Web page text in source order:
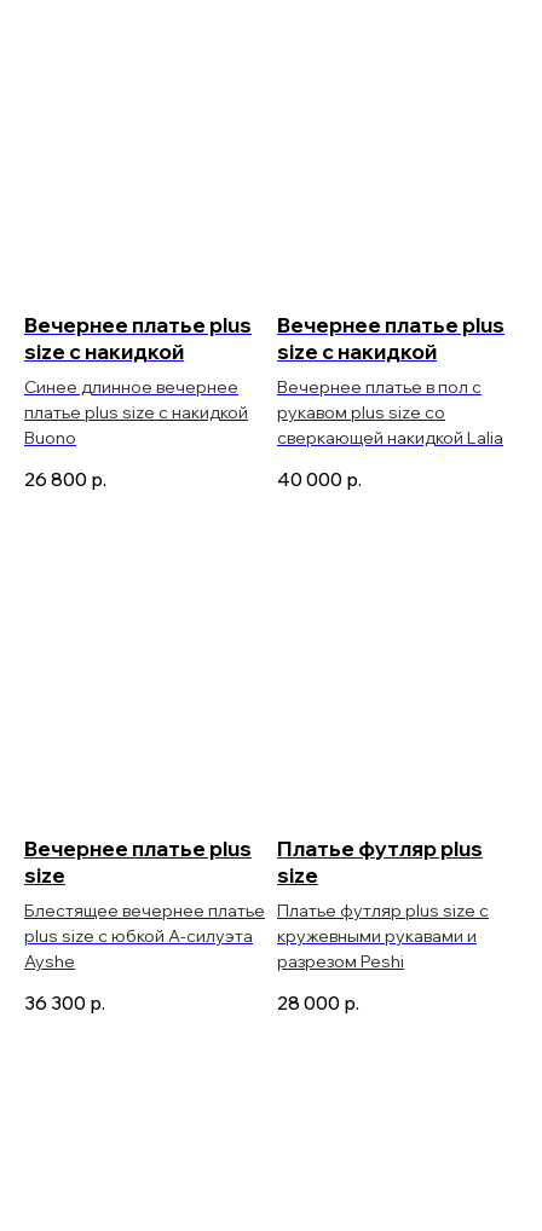
Вечернее платье plus
size с накидкой
Синее длинное вечернее
платье plus size с накидкой
Buono
26 800 р.
Вечернее платье plus
size с накидкой
Вечернее платье в пол с
рукавом plus size со
сверкающей накидкой Lalia
40 000 р.
Вечернее платье plus
size
Блестящее вечернее платье
plus size с юбкой А-силуэта
Ayshe
36 300 р.
Платье футляр plus
size
Платье футляр plus size с
кружевными рукавами и
разрезом Peshi
28 000 р.